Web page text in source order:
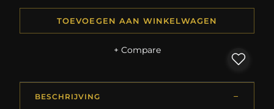
TOEVOEGEN AAN WINKELWAGEN
+ Compare
BESCHRIJVING